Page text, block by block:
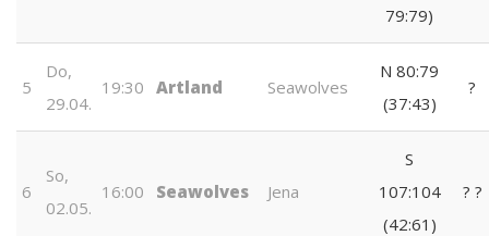
79:79)
5
Do,
29.04.
19:30 Artland Seawolves
N 80:79
(37:43)
?
6
So,
02.05.
16:00 Seawolves Jena
S
107:104
(42:61)
? ?️